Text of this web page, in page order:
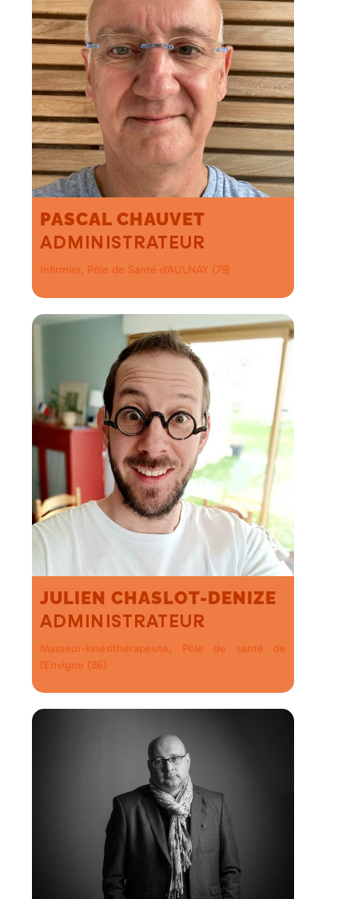
PASCAL CHAUVET
ADMINISTRATEUR
Infirmier, Pôle de Santé d'AULNAY (79)
JULIEN CHASLOT-DENIZE
ADMINISTRATEUR
Masseur-kinésithérapeute, Pôle de santé de
l'Envigne (86)